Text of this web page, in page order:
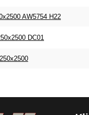
AW5754 H22
DC01